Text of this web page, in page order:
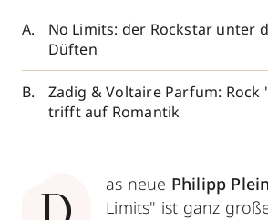
No Limits: der Rockstar unter
Düften
Zadig & Voltaire Parfum: Rock
trifft auf Romantik
as neue Philipp
Limits" ist ganz